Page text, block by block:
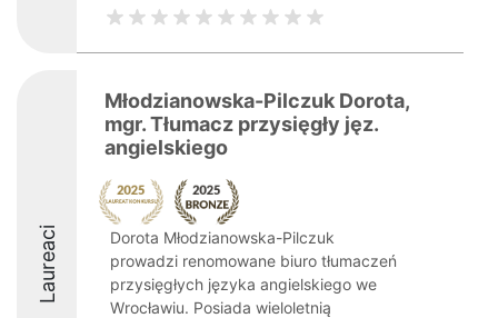
Laureaci
Młodzianowska-Pilczuk Dorota,
mgr. Tłumacz przysięgły jęz.
angielskiego
Dorota Młodzianowska-Pilczuk
prowadzi renomowane biuro tłumaczeń
przysięgłych języka angielskiego we
Wrocławiu. Posiada wieloletnią